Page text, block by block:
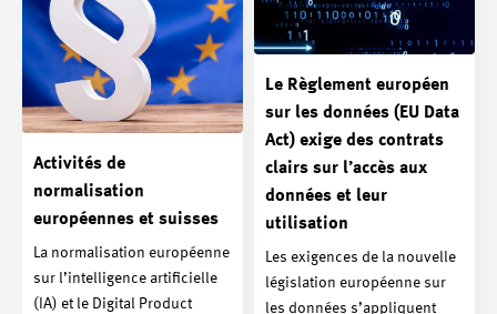
Le Règlement européen
sur les données (EU Data
Act) exige des contrats
clairs sur l’accès aux
données et leur
utilisation
Les exigences de la nouvelle
législation européenne sur
les données s’appliquent
Activités de
normalisation
européennes et suisses
La normalisation européenne
sur l’intelligence artificielle
(IA) et le Digital Product